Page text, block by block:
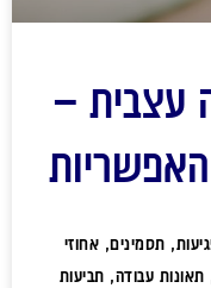
עצבית –
האפשריות
תסמינים, אחוזי
עבודה, תביעות